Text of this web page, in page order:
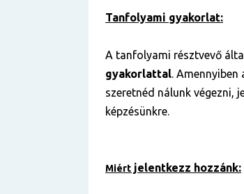
Tanfolyami gyakorlat:
A tanfolyami résztvevő
gyakorlattal.
szeretnéd nálunk végezni,
képzésünkre.
Miért jelentkezz hozzánk: